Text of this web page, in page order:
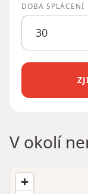
DOBA SPLÁCENÍ
V okolí